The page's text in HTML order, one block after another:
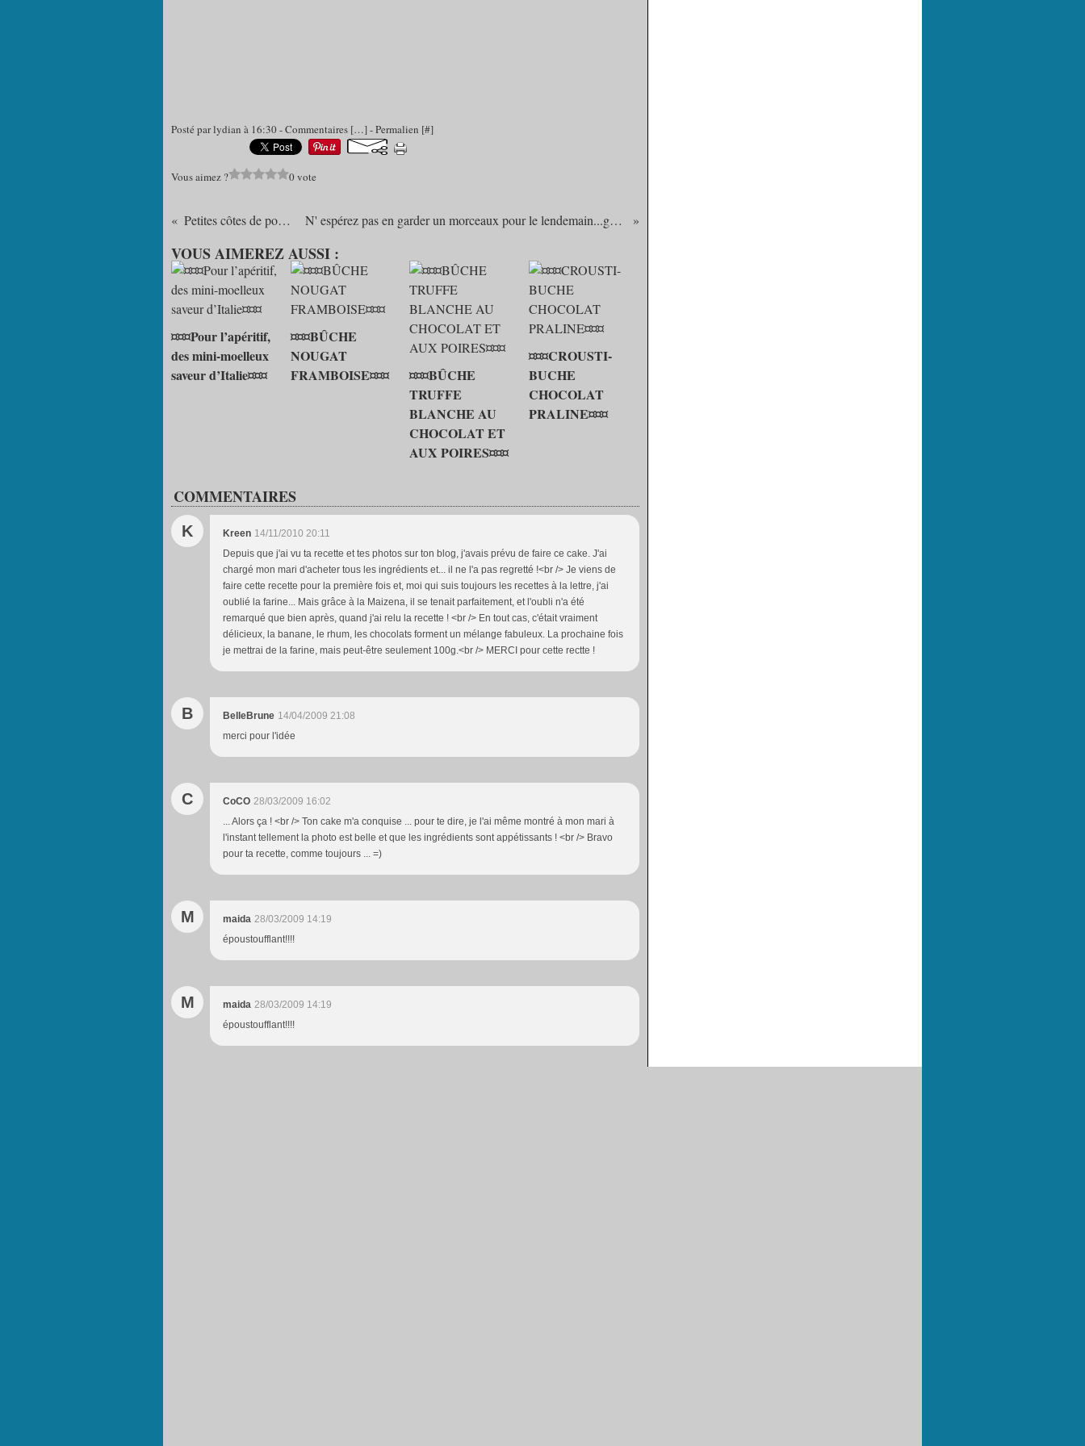
Posté par lydian à 16:30 -Commentaires […]- Permalien [#]
Vous aimez ? 0 vote
Petites côtes de porc sauce pomme N' espérez pas en garder un morceaux pour le lendemain...gâteau aux myrtilles et crème amandine!!!
VOUS AIMEREZ AUSSI :
¤¤¤Pour l’apéritif,
des mini-moelleux
saveur d’Italie¤¤¤
¤¤¤BÛCHE
NOUGAT
FRAMBOISE¤¤¤
¤¤¤BÛCHE
TRUFFE
BLANCHE AU
CHOCOLAT ET
AUX POIRES¤¤¤
¤¤¤CROUSTI-
BUCHE
CHOCOLAT
PRALINE¤¤¤
COMMENTAIRES
K Kreen 14/11/2010 20:11
Depuis que j'ai vu ta recette et tes photos sur ton blog, j'avais prévu de faire ce cake. J'ai
chargé mon mari d'acheter tous les ingrédients et... il ne l'a pas regretté !<br /> Je viens de
faire cette recette pour la première fois et, moi qui suis toujours les recettes à la lettre, j'ai
oublié la farine... Mais grâce à la Maizena, il se tenait parfaitement, et l'oubli n'a été
remarqué que bien après, quand j'ai relu la recette ! <br /> En tout cas, c'était vraiment
délicieux, la banane, le rhum, les chocolats forment un mélange fabuleux. La prochaine fois
je mettrai de la farine, mais peut-être seulement 100g.<br /> MERCI pour cette rectte !
B BelleBrune 14/04/2009 21:08
merci pour l'idée
C CoCO 28/03/2009 16:02
... Alors ça ! <br /> Ton cake m'a conquise ... pour te dire, je l'ai même montré à mon mari à
l'instant tellement la photo est belle et que les ingrédients sont appétissants ! <br /> Bravo
pour ta recette, comme toujours ... =)
M maida 28/03/2009 14:19
époustoufflant!!!!
M maida 28/03/2009 14:19
époustoufflant!!!!